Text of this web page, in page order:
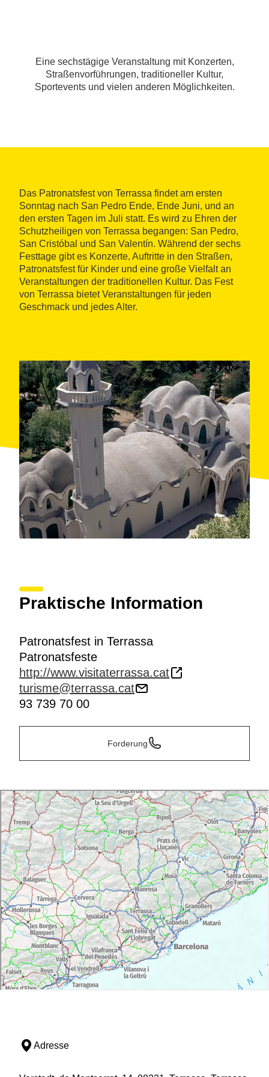
Eine sechstägige Veranstaltung mit Konzerten,
Straßenvorführungen, traditioneller Kultur,
Sportevents und vielen anderen Möglichkeiten.
Das Patronatsfest von Terrassa findet am ersten
Sonntag nach San Pedro Ende, Ende Juni, und an
den ersten Tagen im Juli statt. Es wird zu Ehren der
Schutzheiligen von Terrassa begangen: San Pedro,
San Cristóbal und San Valentín. Während der sechs
Festtage gibt es Konzerte, Auftritte in den Straßen,
Patronatsfest für Kinder und eine große Vielfalt an
Veranstaltungen der traditionellen Kultur. Das Fest
von Terrassa bietet Veranstaltungen für jeden
Geschmack und jedes Alter.
Praktische Information
Patronatsfest in Terrassa
Patronatsfeste
http://www.visitaterrassa.cat
turisme@terrassa.cat
93 739 70 00
Forderung
Adresse